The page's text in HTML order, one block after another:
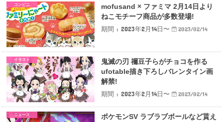
コンビニ
mofusand × ファミマ 2月14日より
ねこモチーフ商品が多数登場!
期間 : 2023年2月14日〜
2023/02/14
イラスト
鬼滅の刃 禰豆子らがチョコを作る
ufotable描き下ろしバレンタイン画
解禁!
期間 : 2023年2月14日〜
2023/02/14
ニュース
ポケモンSV ラブラブボールなど貰え